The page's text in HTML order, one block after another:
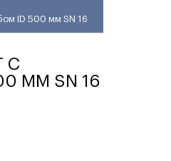
ID 500 мм SN 16
С
ММ SN 16